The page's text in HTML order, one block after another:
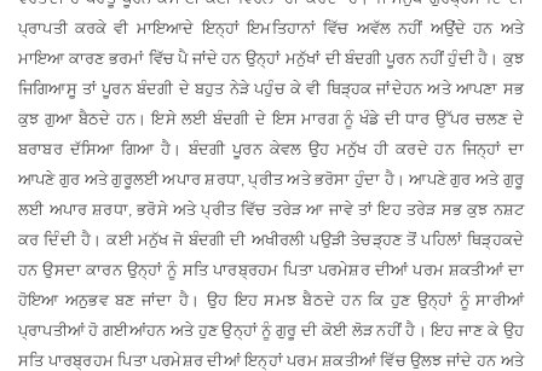
ਪ੍ਰਾਪਤੀ ਕਰਕੇ ਵੀ ਮਾਇਆਦੇ ਇਨ੍ਹਾਂ ਇਮਤਿਹਾਨਾਂ ਵਿੱਚ ਅਵੱਲ ਨਹੀਂ ਅਉਂਦੇ ਹਨ ਅਤੇ
ਮਾਇਆ ਕਾਰਣ ਭਰਮਾਂ ਵਿੱਚ ਪੈ ਜਾਂਦੇ ਹਨ ਉਨ੍ਹਾਂ ਮਨੁੱਖਾਂ ਦੀ ਬੰਦਗੀ ਪੂਰਨ ਨਹੀਂ ਹੁੰਦੀ ਹੈ । ਕੁਝ
ਜਿਗਿਆਸੂ ਤਾਂ ਪੂਰਨ ਬੰਦਗੀ ਦੇ ਬਹੁਤ ਨੇੜੇ ਪਹੁੰਚ ਕੇ ਵੀ ਥਿੜ੍ਹਕ ਜਾਂਦੇਹਨ ਅਤੇ ਆਪਣਾ ਸਭ
ਕੁਝ ਗੁਆ ਬੈਠਦੇ ਹਨ। ਇਸੇ ਲਈ ਬੰਦਗੀ ਦੇ ਇਸ ਮਾਰਗ ਨੂੰ ਖੰਡੇ ਦੀ ਧਾਰ ਉੱਪਰ ਚਲਣ ਦੇ
ਬਰਾਬਰ ਦੱਸਿਆ ਗਿਆ ਹੈ । ਬੰਦਗੀ ਪੂਰਨ ਕੇਵਲ ਉਹ ਮਨੁੱਖ ਹੀ ਕਰਦੇ ਹਨ ਜਿਨ੍ਹਾਂ ਦਾ
ਆਪਣੇ ਗੁਰ ਅਤੇ ਗੁਰੂਲਈ ਅਪਾਰ ਸ਼ਰਧਾ,ਪ੍ਰੀਤ ਅਤੇ ਭਰੋਸਾ ਹੁੰਦਾ ਹੈ। ਆਪਣੇ ਗੁਰ ਅਤੇ ਗੁਰੂ
ਲਈ ਅਪਾਰ ਸ਼ਰਧਾ,ਭਰੋਸੇ ਅਤੇ ਪ੍ਰੀਤ ਵਿੱਚ ਤਰੇੜ ਆ ਜਾਵੇ ਤਾਂ ਇਹ ਤਰੇੜ ਸਭ ਕੁਝ ਨਸ਼ਟ
ਕਰ ਦਿੰਦੀ ਹੈ । ਕਈ ਮਨੁੱਖ ਜੋ ਬੰਦਗੀ ਦੀ ਅਖੀਰਲੀ ਪਉੜੀ ਤੇਚੜ੍ਹਣ ਤੋਂ ਪਹਿਲਾਂ ਥਿੜ੍ਹਕਦੇ
ਹਨ ਉਸਦਾ ਕਾਰਨ ਉਨ੍ਹਾਂ ਨੂੰ ਸਤਿ ਪਾਰਬ੍ਰਹਮ ਪਿਤਾ ਪਰਮੇਸ਼ਰ ਦੀਆਂ ਪਰਮ ਸ਼ਕਤੀਆਂ ਦਾ
ਹੋਇਆ ਅਨੁਭਵ ਬਣ ਜਾਂਦਾ ਹੈ । ਉਹ ਇਹ ਸਮਝ ਬੈਠਦੇ ਹਨ ਕਿ ਹੁਣ ਉਨ੍ਹਾਂ ਨੂੰ ਸਾਰੀਆਂ
ਪ੍ਰਾਪਤੀਆਂ ਹੋ ਗਈਆਂਹਨ ਅਤੇ ਹੁਣ ਉਨ੍ਹਾਂ ਨੂੰ ਗੁਰੂ ਦੀ ਕੋਈ ਲੋੜ ਨਹੀਂ ਹੈ । ਇਹ ਜਾਣ ਕੇ ਉਹ
ਸਤਿ ਪਾਰਬ੍ਰਹਮ ਪਿਤਾ ਪਰਮੇਸ਼ਰ ਦੀਆਂ ਇਨ੍ਹਾਂ ਪਰਮ ਸ਼ਕਤੀਆਂ ਵਿੱਚ ਉਲਝ ਜਾਂਦੇ ਹਨ ਅਤੇ